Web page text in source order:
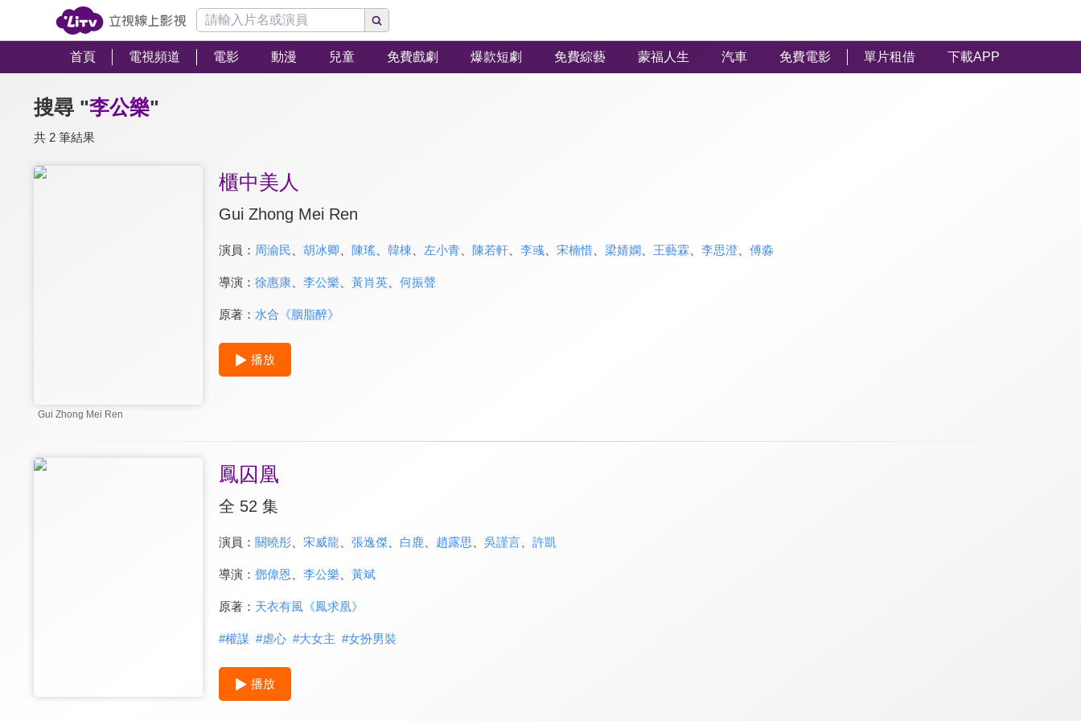
首頁 電視頻道 電影 動漫 兒童 免費戲劇 爆款短劇 免費綜藝 蒙福人生 汽車 免費電影 單片租借 下載APP
搜尋 "李公樂"
共 2 筆結果
Gui Zhong Mei Ren
櫃中美人
Gui Zhong Mei Ren
演員： 周渝民 胡冰卿 陳瑤、 韓棟 左小青、 陳若軒、 李彧 宋楠惜、 梁婧嫻、 王藝霖 李思澄 傅淼
導演： 徐惠康、 李公樂 黃肖英、 何振聲
原著： 水合《胭脂醉》
播放
鳳囚凰
全 52 集
演員： 關曉彤、 宋威龍 張逸傑、 白鹿、 趙露思 吳謹言、 許凱
導演： 鄧偉恩 李公樂 黃斌
原著： 天衣有風《鳳求凰》
#權謀 #虐心 #大女主 #女扮男裝
播放